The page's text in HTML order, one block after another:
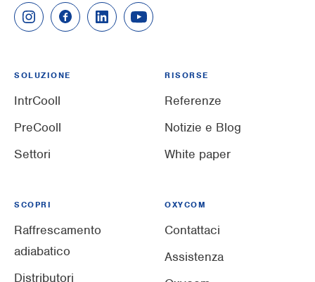
SOLUZIONE
IntrCooll
PreCooll
Settori
RISORSE
Referenze
Notizie e Blog
White paper
SCOPRI
Raffrescamento
adiabatico
Distributori
OXYCOM
Contattaci
Assistenza